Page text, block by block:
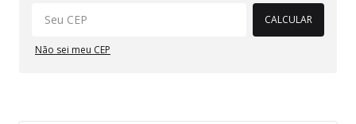
Alterar CEP
CALCULAR
Não sei meu CEP